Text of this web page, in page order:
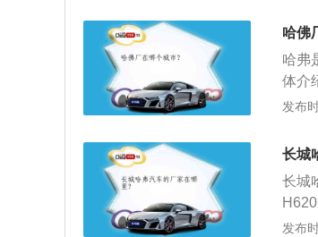
用独
务
比例
的继
系列
发动
是长
所有
哈佛
哈弗
体介
识，
H系
H6
发布
长城
长城
m、
发布